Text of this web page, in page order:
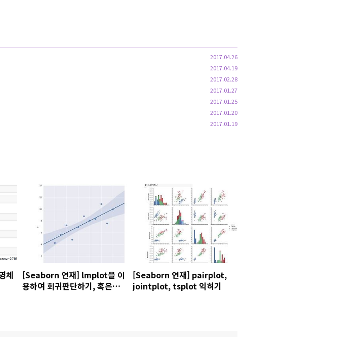
2017.04.26
2017.04.19
2017.02.28
2017.01.27
2017.01.25
2017.01.20
2017.01.19
체
[Seaborn 연재] lmplot을 이
용하여 회귀판단하기, 혹은
[Seaborn 연재] pairplot,
jointplot, tsplot 익히기